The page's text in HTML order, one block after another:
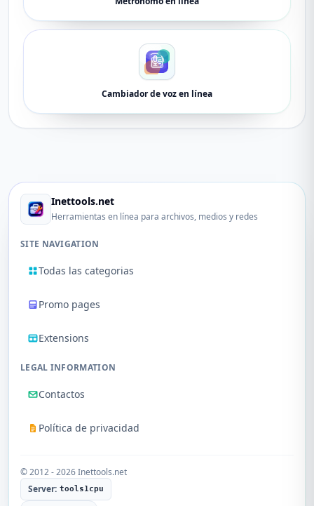
Cambiador de voz en línea
Inettools.net
Herramientas en línea para archivos, medios y redes
SITE NAVIGATION
Todas las categorias
Promo pages
Extensions
LEGAL INFORMATION
Contactos
Política de privacidad
© 2012 - 2026 Inettools.net
Server: tools1cpu